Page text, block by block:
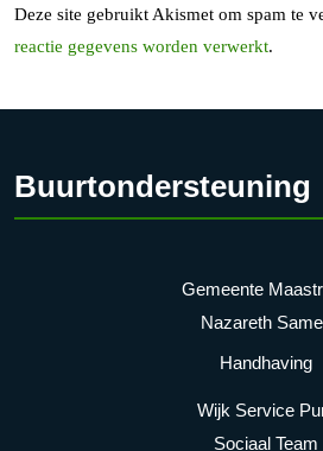
Deze site gebruikt Akismet om spam te
reactie gegevens worden verwerkt.
Buurtondersteuning
Gemeente
Nazareth
Handhaving
Wijk Service
Sociaal Team